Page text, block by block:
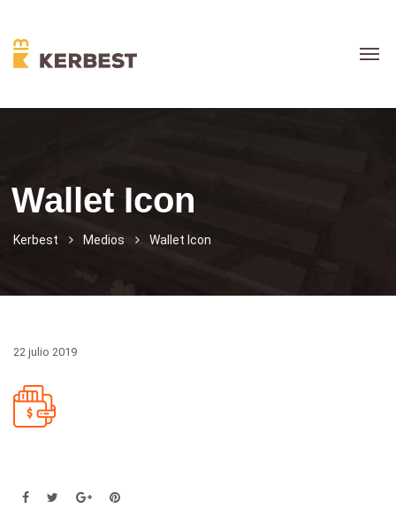
Wallet Icon
Kerbest Medios Wallet Icon
22 julio 2019